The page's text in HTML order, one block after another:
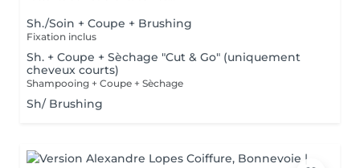
Sh./Soin + Coupe + Brushing
Fixation inclus
Sh. + Coupe + Sèchage "Cut & Go" (uniquement
cheveux courts)
Shampooing + Coupe + Sèchage
Sh/ Brushing